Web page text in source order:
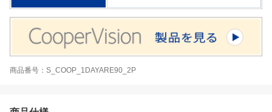
商品番号：S_COOP_1DAYARE90_2P